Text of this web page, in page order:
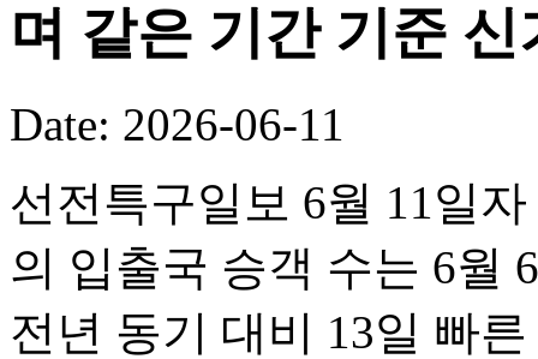
며 같은 기간 기준
Date: 2026-06-11
선전특구일보 6월 11일
의 입출국 승객 수는 6월
전년 동기 대비 13일 빠